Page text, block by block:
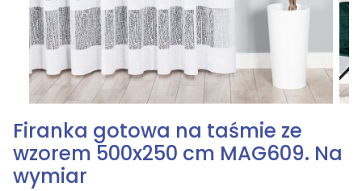
Firanka gotowa na taśmie ze
wzorem 500x250 cm MAG609. Na
wymiar